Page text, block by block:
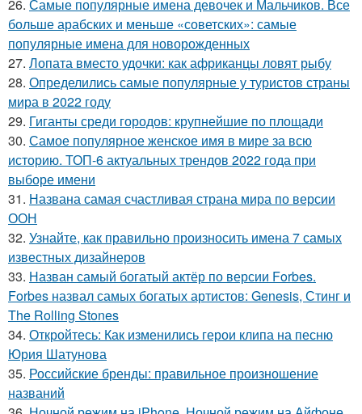
26. Самые популярные имена девочек и Мальчиков. Все
больше арабских и меньше «советских»: самые
популярные имена для новорожденных
27. Лопата вместо удочки: как африканцы ловят рыбу
28. Определились самые популярные у туристов страны
мира в 2022 году
29. Гиганты среди городов: крупнейшие по площади
30. Самое популярное женское имя в мире за всю
историю. ТОП-6 актуальных трендов 2022 года при
выборе имени
31. Названа самая счастливая страна мира по версии
ООН
32. Узнайте, как правильно произносить имена 7 самых
известных дизайнеров
33. Назван самый богатый актёр по версии Forbes.
Forbes назвал самых богатых артистов: Genesis, Стинг и
The Rolling Stones
34. Откройтесь: Как изменились герои клипа на песню
Юрия Шатунова
35. Российские бренды: правильное произношение
названий